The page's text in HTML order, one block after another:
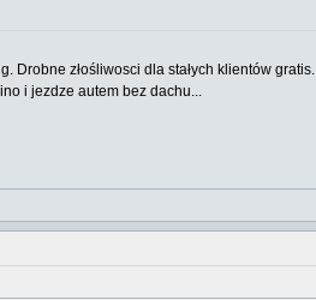
Drobne złośliwosci dla stałych klientów gratis.
i jezdze autem bez dachu...